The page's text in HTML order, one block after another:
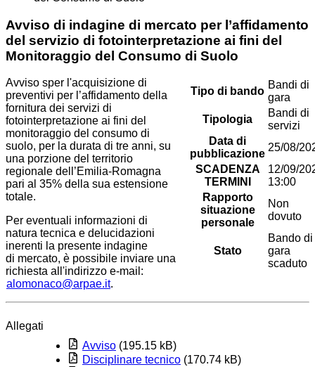
Avviso di indagine di mercato per l’affidamento
del servizio di fotointerpretazione ai fini del
Monitoraggio del Consumo di Suolo
Tipo di bando
Bandi di
gara
Tipologia
Bandi di
servizi
Data di
pubblicazione
25/08/
SCADENZA
TERMINI
12/09/
13:00
Rapporto
situazione
personale
Non
dovuto
Stato
Bando di
gara
scaduto
Avviso sper l'acquisizione di
preventivi per l’affidamento della
fornitura dei servizi di
fotointerpretazione ai fini del
monitoraggio del consumo di
suolo, per la durata di tre anni, su
una porzione del territorio
regionale dell’Emilia-Romagna
pari al 35% della sua estensione
totale.
Per eventuali informazioni di
natura tecnica e delucidazioni
inerenti la presente indagine
di mercato, è possibile inviare una
richiesta all'indirizzo e-mail:
alomonaco@arpae.it.
Allegati
Avviso (195.15 kB)
Disciplinare tecnico (170.74 kB)